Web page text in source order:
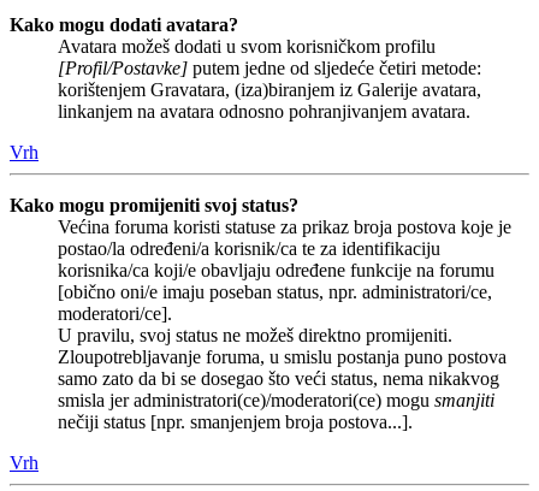
Kako mogu dodati avatara?
Avatara možeš dodati u svom korisničkom profilu
[Profil/Postavke] putem jedne od sljedeće četiri metode:
korištenjem Gravatara, (iza)biranjem iz Galerije avatara,
linkanjem na avatara odnosno pohranjivanjem avatara.
Vrh
Kako mogu promijeniti svoj status?
Većina foruma koristi statuse za prikaz broja postova koje je
postao/la određeni/a korisnik/ca te za identifikaciju
korisnika/ca koji/e obavljaju određene funkcije na forumu
[obično oni/e imaju poseban status, npr. administratori/ce,
moderatori/ce].
U pravilu, svoj status ne možeš direktno promijeniti.
Zloupotrebljavanje foruma, u smislu postanja puno postova
samo zato da bi se dosegao što veći status, nema nikakvog
smisla jer administratori(ce)/moderatori(ce) mogu smanjiti
nečiji status [npr. smanjenjem broja postova...].
Vrh